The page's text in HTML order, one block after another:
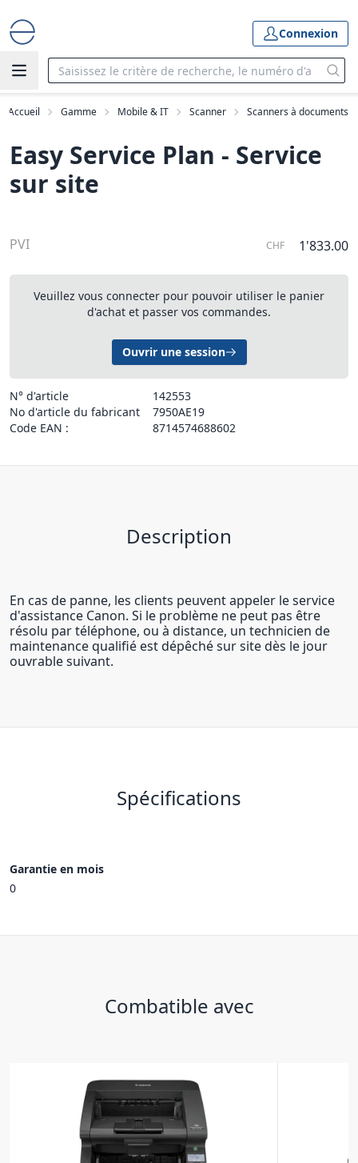
Connexion
Accueil Gamme Mobile & IT Scanner Scanners à documents
Easy Service Plan - Service
sur site
PVI CHF 1'833.00
Veuillez vous connecter pour pouvoir utiliser le panier
d'achat et passer vos commandes.
Ouvrir une session
N° d'article
142553
No d'article du fabricant
7950AE19
Code EAN :
8714574688602
Description
En cas de panne, les clients peuvent appeler le service
d'assistance Canon. Si le problème ne peut pas être
résolu par téléphone, ou à distance, un technicien de
maintenance qualifié est dépêché sur site dès le jour
ouvrable suivant.
Spécifications
Garantie en mois
0
Combatible avec